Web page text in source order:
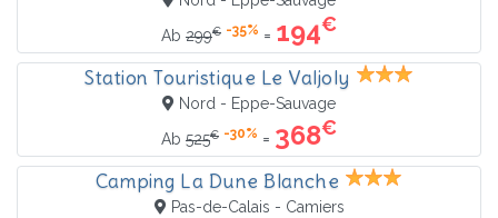
Ab 299€ -35% = 194€
Station Touristique Le Valjoly
Nord - Eppe-Sauvage
Ab 525€ -30% = 368€
Camping La Dune Blanche
Pas-de-Calais - Camiers